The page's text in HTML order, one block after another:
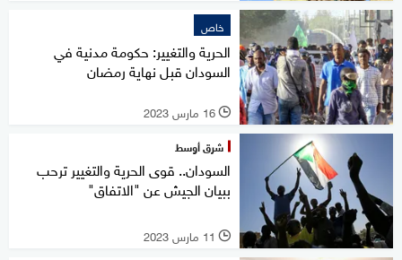
خاص
الحرية والتغيير: حكومة مدنية في
السودان قبل نهاية رمضان
l 16 مارس 2023
شرق أوسط
السودان.. قوى الحرية والتغيير ترحب
ببيان الجيش عن "الاتفاق"
l 11 مارس 2023